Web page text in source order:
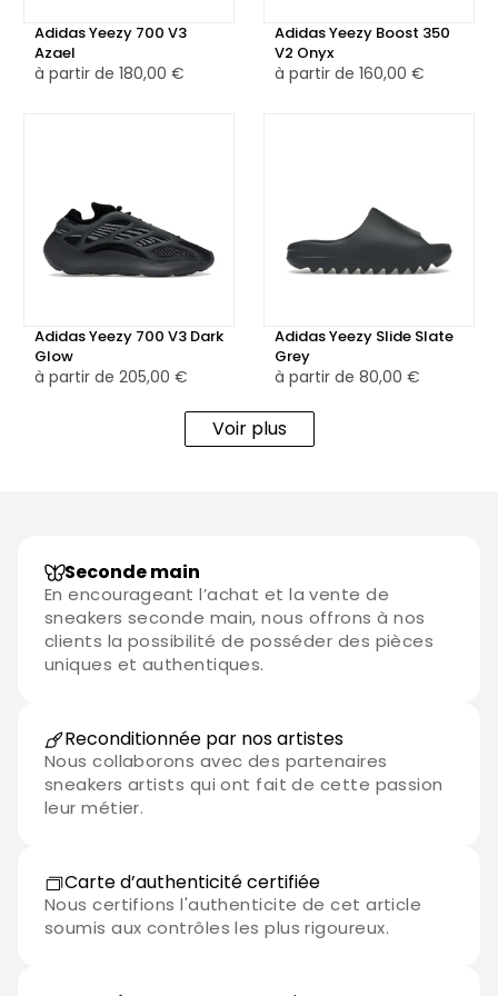
et un confort durable au quotidien.
Adidas Yeezy 700 V3
Azael
à partir de 180,00 €
Adidas Yeezy Boost 350
V2 Onyx
à partir de 160,00 €
Adidas Yeezy 700 V3 Dark
Glow
à partir de 205,00 €
Adidas Yeezy Slide Slate
Grey
à partir de 80,00 €
Voir plus
Seconde main
En encourageant l’achat et la vente de
sneakers seconde main, nous offrons à nos
clients la possibilité de posséder des pièces
uniques et authentiques.
Reconditionnée par nos artistes
Nous collaborons avec des partenaires
sneakers artists qui ont fait de cette passion
leur métier.
Carte d’authenticité certifiée
Nous certifions l'authenticite de cet article
soumis aux contrôles les plus rigoureux.